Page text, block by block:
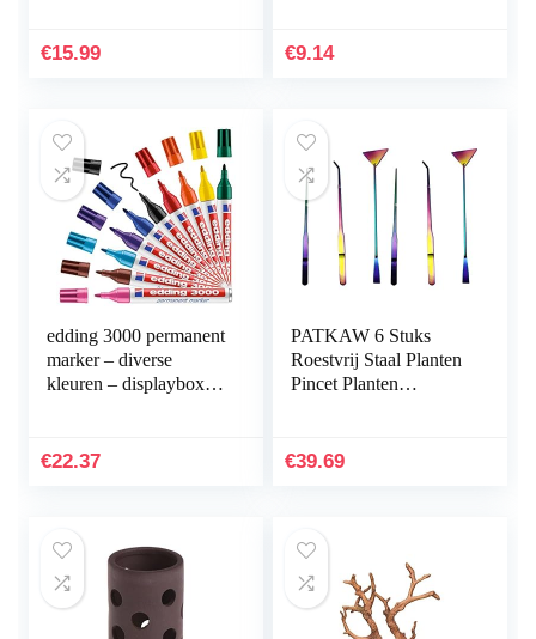
€15.99 €9.14
edding 3000 permanent
marker – diverse
kleuren – displaybox
sneldrogende…
€22.37
PATKAW 6 Stuks
Roestvrij Staal Planten
Pincet Planten
Hulpmiddelen Instellen
€39.69